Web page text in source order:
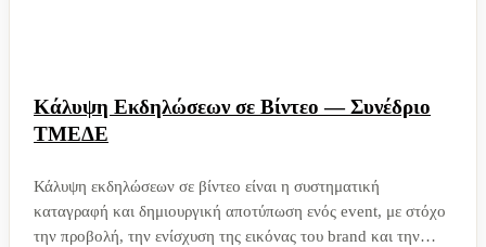
Κάλυψη Εκδηλώσεων σε Βίντεο — Συνέδριο
ΤΜΕΔΕ
Κάλυψη εκδηλώσεων σε βίντεο είναι η συστηματική
καταγραφή και δημιουργική αποτύπωση ενός event, με στόχο
την προβολή, την ενίσχυση της εικόνας του brand και την